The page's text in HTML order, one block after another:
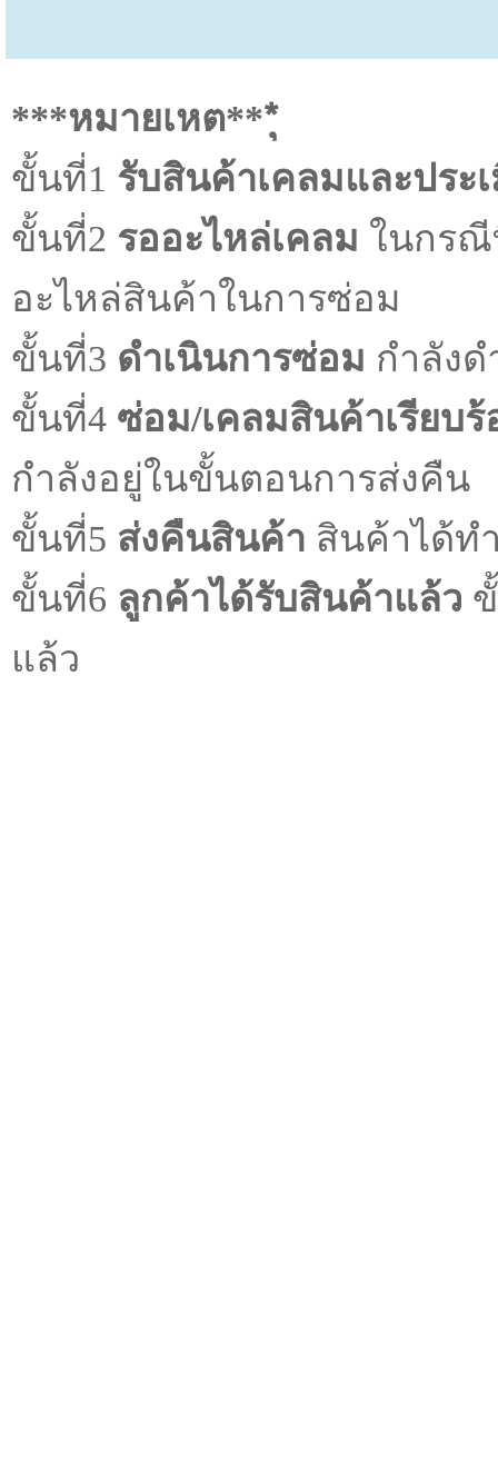
***หมายเหต***ุ
ขั้นที่1 รับสินค้าเคลมและประ
ขั้นที่2 รออะไหล่เคลม ในกรณี
อะไหล่สินค้าในการซ่อม
ขั้นที่3 ดำเนินการซ่อม กำลัง
ขั้นที่4 ซ่อม/เคลมสินค้าเรียบร้
กำลังอยู่ในขั้นตอนการส่งคืน
ขั้นที่5 ส่งคืนสินค้า สินค้าได้ท
ขั้นที่6 ลูกค้าได้รับสินค้าแล้ว
แล้ว